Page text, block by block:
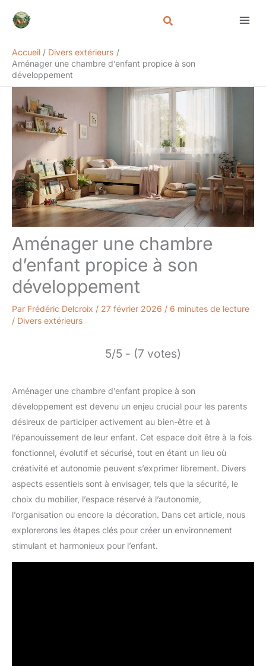
Accueil
Divers extérieurs
Aménager une chambre d’enfant propice à son
développement
Aménager une chambre
d’enfant propice à son
développement
Par Frédéric Delcroix / 27 février 2026 / 6 minutes de lecture
/ Divers extérieurs
5/5 - (7 votes)
Aménager une chambre d’enfant propice à son
développement est devenu un enjeu crucial pour les parents
désireux de participer activement au bien-être et à
l’épanouissement de leur enfant. Cet espace doit être à la fois
fonctionnel, évolutif et sécurisé, tout en étant un lieu où
créativité et autonomie peuvent s’exprimer librement. Divers
aspects essentiels sont à envisager, tels que la sécurité, le
choix du mobilier, l’espace réservé à l’autonomie,
l’organisation ou encore la décoration. Dans cet article, nous
explorerons les étapes clés pour créer un environnement
stimulant et harmonieux pour l’enfant.